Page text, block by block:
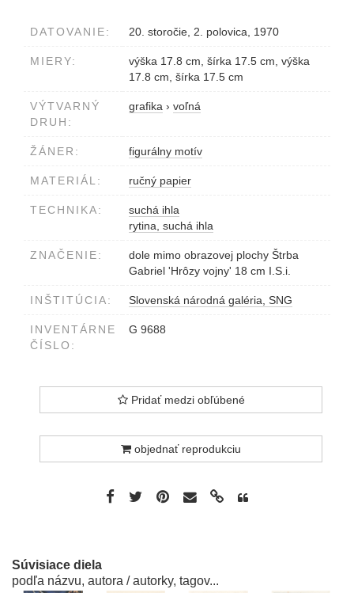
DATOVANIE: 20. storočie, 2. polovica, 1970
MIERY:
výška 17.8 cm, šírka 17.5 cm, výška
17.8 cm, šírka 17.5 cm
VÝTVARNÝ
DRUH:
grafika › voľná
ŽÁNER: figurálny motív
MATERIÁL: ručný papier
TECHNIKA:
suchá ihla
rytina, suchá ihla
ZNAČENIE:
dole mimo obrazovej plochy Štrba
Gabriel 'Hrôzy vojny' 18 cm I.S.i.
INŠTITÚCIA: Slovenská národná galéria, SNG
INVENTÁRNE
ČÍSLO:
G 9688
Pridať medzi obľúbené
objednať reprodukciu
Súvisiace diela
podľa názvu, autora / autorky, tagov...